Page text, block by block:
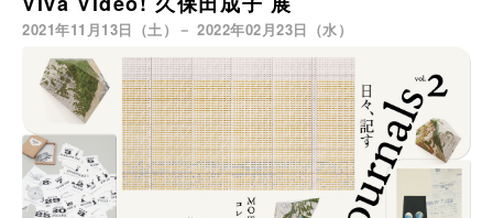
2021年11月13日（土）－ 2022年02月23日（水）